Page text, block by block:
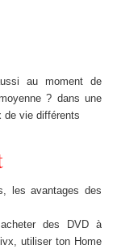
au moment de
? dans une
de vie différents
les avantages des
des DVD à
utiliser ton Home